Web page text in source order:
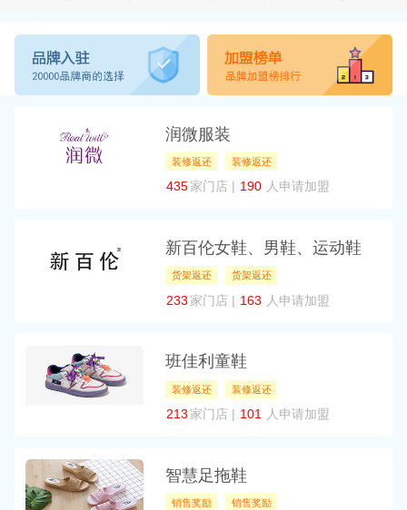
润微服装
装修返还 装修返还
435家门店 | 190 人申请加盟
新百伦女鞋、男鞋、运动鞋
货架返还 货架返还
233 家门店 | 163 人申请加盟
班佳利童鞋
装修返还 装修返还
213 家门店 | 101 人申请加盟
智慧足拖鞋
销售奖励 销售奖励